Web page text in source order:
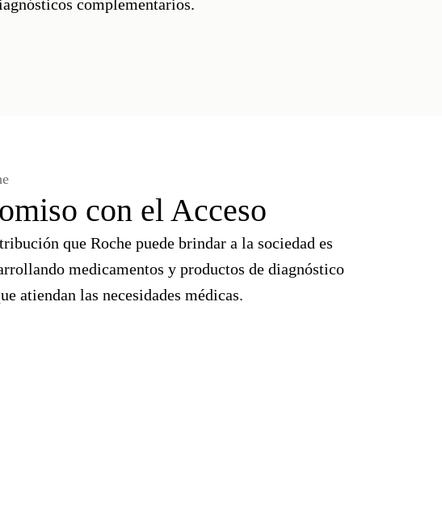
complementarios.
con el Acceso
que Roche puede brindar a la sociedad es
medicamentos y productos de diagnóstico
atiendan las necesidades médicas.